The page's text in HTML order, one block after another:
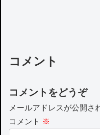
コメント
コメントをどうぞ
メールアドレスが公開さ
コメント ※